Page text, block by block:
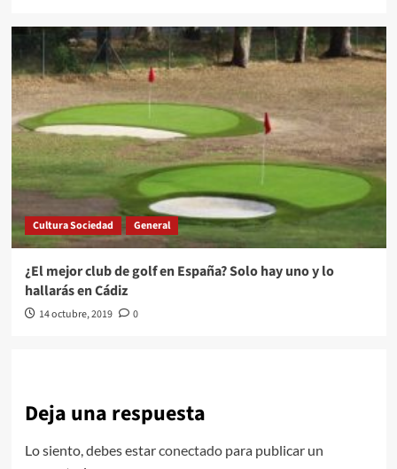
Cultura Sociedad General
¿El mejor club de golf en España? Solo hay uno y lo
hallarás en Cádiz
14 octubre, 2019 0
Deja una respuesta
Lo siento, debes estarconectadopara publicar un